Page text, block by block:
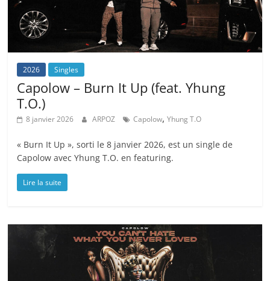
2026 Singles
Capolow – Burn It Up (feat. Yhung
T.O.)
8 janvier 2026 ARPOZ Capolow,Yhung T.O
« Burn It Up », sorti le 8 janvier 2026, est un single de
Capolow avec Yhung T.O. en featuring.
Lire la suite